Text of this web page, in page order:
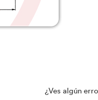
¿Ves algún